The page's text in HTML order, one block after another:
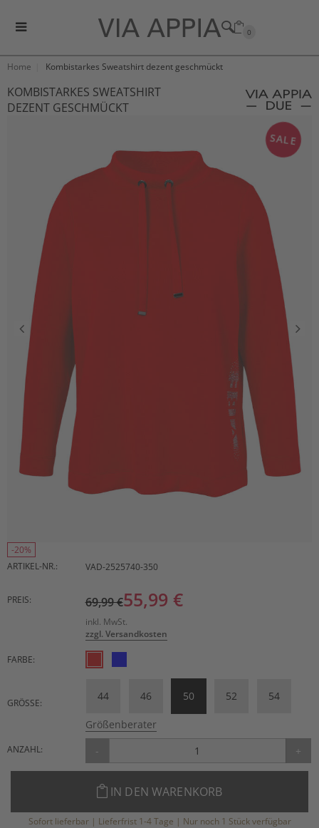
0
Home Kombistarkes Sweatshirt dezent geschmückt
KOMBISTARKES SWEATSHIRT
DEZENT GESCHMÜCKT
SALE
-20%
ARTIKEL-NR.:
VAD-2525740-350
PREIS: 69,99 €55,99 €
inkl. MwSt.
zzgl. Versandkosten
FARBE:
GRÖSSE:
44 46 50 52 54
Größenberater
ANZAHL: - +
IN DEN WARENKORB
Sofort lieferbar | Lieferfrist 1-4 Tage | Nur noch 1 Stück verfügbar